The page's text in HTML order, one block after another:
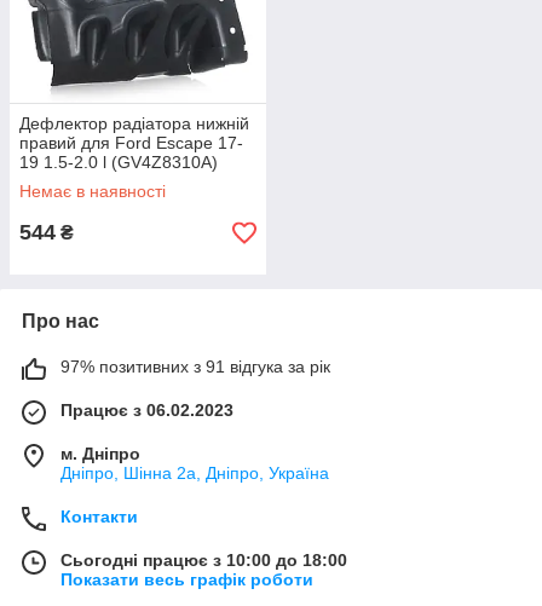
Дефлектор радіатора нижній
правий для Ford Escape 17-
19 1.5-2.0 l (GV4Z8310A)
Немає в наявності
544 ₴
Про нас
97% позитивних з 91 відгука за рік
Працює з 06.02.2023
м. Дніпро
Дніпро, Шінна 2а, Дніпро, Україна
Контакти
Сьогодні працює з 10:00 до 18:00
Показати весь графік роботи